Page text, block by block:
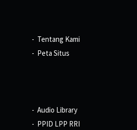
Tentang Kami
Peta Situs
Audio Library
PPID LPP RRI